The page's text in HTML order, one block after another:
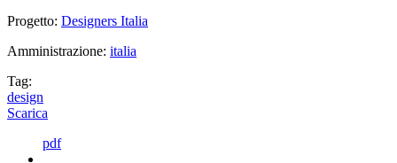
Progetto: Designers Italia
Amministrazione: italia
Tag:
design
Scarica
pdf